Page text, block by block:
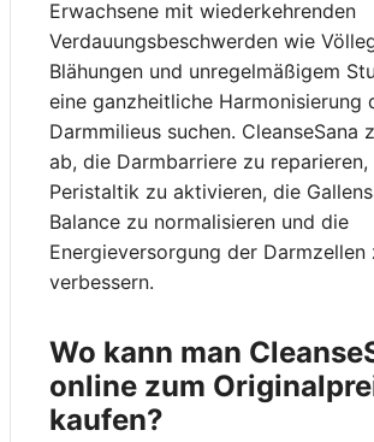
Erwachsene mit wiederkehrenden
Verdauungsbeschwerden wie
Blähungen und unregelmäßigem
eine ganzheitliche Harmonisierung
Darmmilieus suchen. CleanseSana
ab, die Darmbarriere zu reparieren,
Peristaltik zu aktivieren, die
Balance zu normalisieren und die
Energieversorgung der Darmzellen
verbessern.
Wo kann man
online zum
kaufen?